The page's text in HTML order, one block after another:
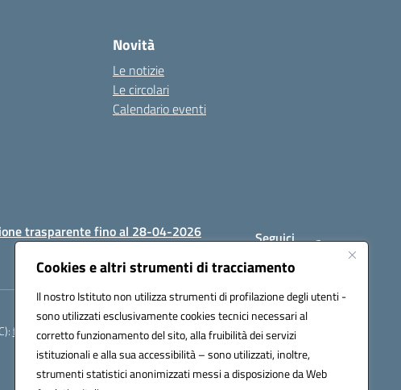
Cookies e altri strumenti di tracciamento
Il nostro Istituto non utilizza strumenti di profilazione degli utenti -
sono utilizzati esclusivamente cookies tecnici necessari al
corretto funzionamento del sito, alla fruibilità dei servizi
istituzionali e alla sua accessibilità – sono utilizzati, inoltre,
strumenti statistici anonimizzati messi a disposizione da Web
Novità
Le notizie
Le circolari
Calendario eventi
trasparente fino al 28-04-2026
Seguici
fgee01200c@pec.istruzione.it